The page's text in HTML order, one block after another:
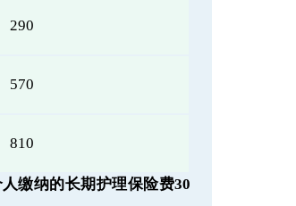
290
570
810
缴纳的长期护理保险费30